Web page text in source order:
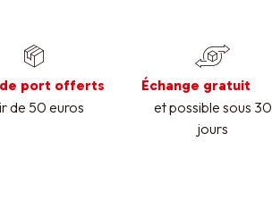
de port offerts
de 50 euros
Échange gratuit
et possible sous 30
jours